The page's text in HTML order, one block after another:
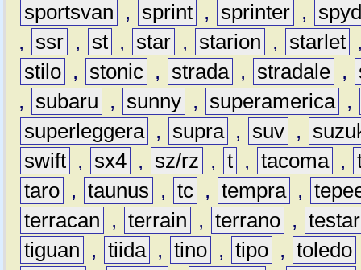
sportsvan
, sprint , sprinter ,
,
ssr , st , star , starion , starlet
stilo , stonic , strada , stradale ,
,
subaru , sunny , superamerica ,
superleggera , supra , suv ,
swift , sx4 , sz/rz , t , tacoma ,
taro , taunus , tc , tempra ,
terracan
, terrain , terrano ,
tiguan
, tiida , tino , tipo , toledo